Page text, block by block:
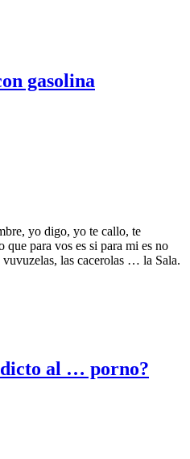
gasolina
yo digo, yo te callo, te
para vos es si para mi es no
las cacerolas … la Sala.
al … porno?